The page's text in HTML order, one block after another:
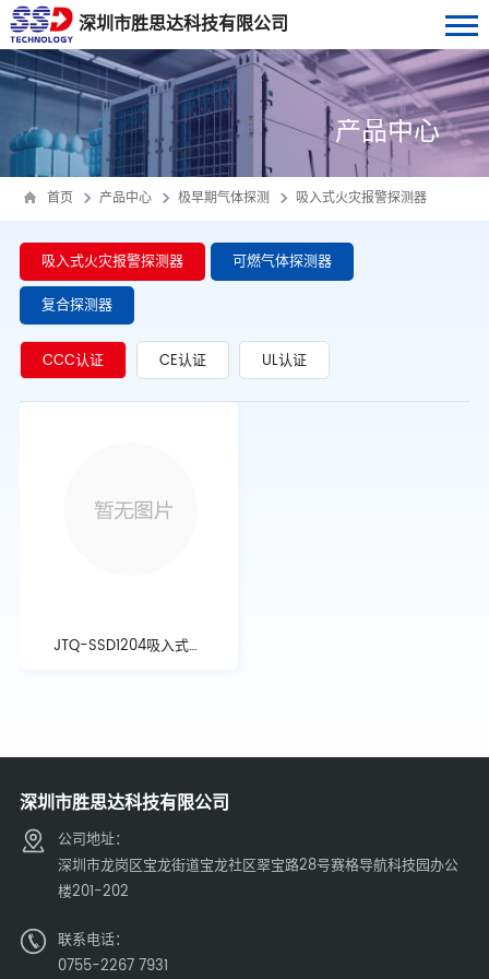
深圳市胜思达科技有限公司
产品中心
首页 产品中心 极早期气体探测 吸入式火灾报警探测器
吸入式火灾报警探测器
可燃气体探测器
复合探测器
CCC认证 CE认证 UL认证
JTQ-SSD1204吸入式火
深圳市胜思达科技有限公司
公司地址：
深圳市龙岗区宝龙街道宝龙社区翠宝路28号赛格导航科技园办公
楼201-202
联系电话：
0755-2267 7931